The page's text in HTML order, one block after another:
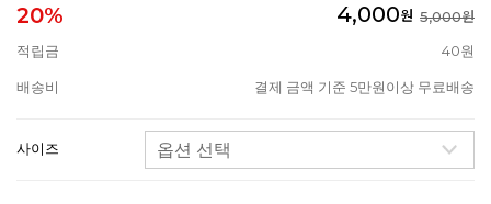
20% 4,000원 5,000원
적립금
40원
배송비 결제 금액 기준 5만원이상 무료배송
사이즈